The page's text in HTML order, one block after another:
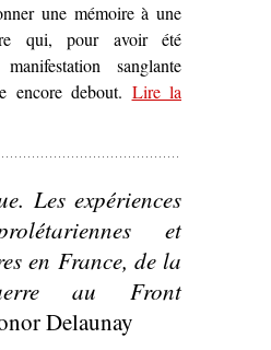
une mémoire à une
qui, pour avoir été
sanglante
encore debout. Lire la
est debout » – Une pièce
Les expériences
et
en France, de la
au Front
Delaunay